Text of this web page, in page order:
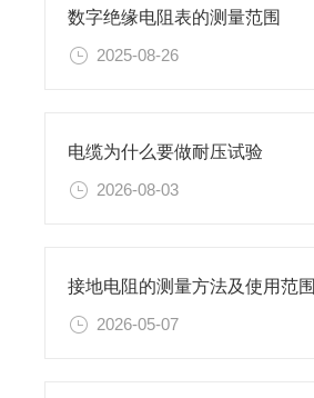
数字绝缘电阻表的测量范围
2025-08-26
电缆为什么要做耐压试验
2026-08-03
接地电阻的测量方法及使用范围
2026-05-07